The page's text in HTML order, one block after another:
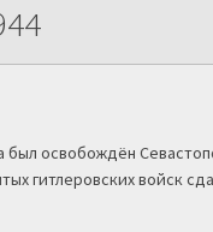
был освобождён
гитлеровских войск